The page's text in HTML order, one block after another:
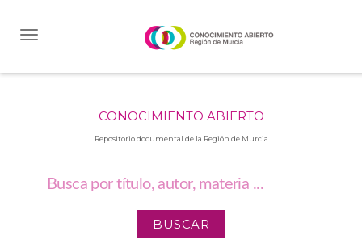
CONOCIMIENTO ABIERTO
Repositorio documental de la Región de Murcia